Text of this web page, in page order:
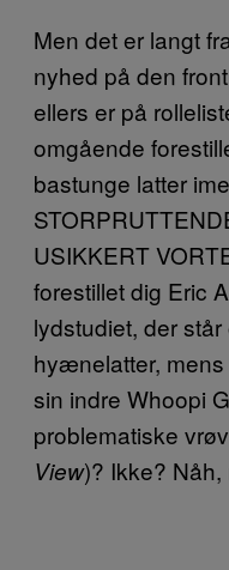
Men det er langt
nyhed på den
ellers er på
omgående
bastunge latter
USIKKERT
forestillet dig Eric
lydstudiet, der
hyænelatter,
sin indre Whoopi
problematiske
View)? Ikke?